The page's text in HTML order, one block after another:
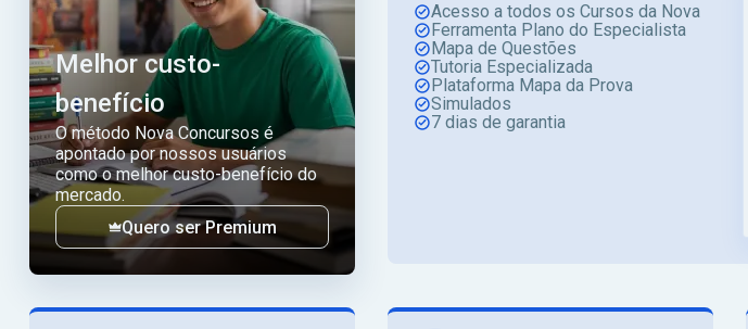
Melhor custo-
benefício
O método Nova Concursos é
apontado por nossos usuários
como o melhor custo-benefício do
mercado.
Quero ser Premium
Acesso a todos os Cursos da Nova
Ferramenta Plano do Especialista
Mapa de Questões
Tutoria Especializada
Plataforma Mapa da Prova
Simulados
7 dias de garantia